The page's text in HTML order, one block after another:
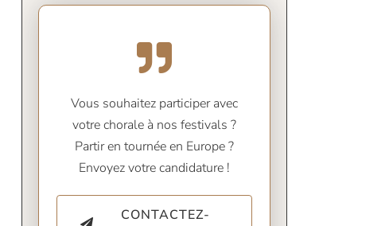
Vous souhaitez participer avec
votre chorale à nos festivals ?
Partir en tournée en Europe ?
Envoyez votre candidature !
CONTACTEZ-